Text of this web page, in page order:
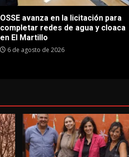
OSSE avanza en la licitación para
completar redes de agua y cloaca
en El Martillo
6 de agosto de 2026